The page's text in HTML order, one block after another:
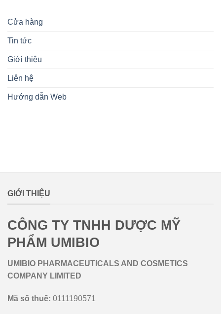
Cửa hàng
Tin tức
Giới thiệu
Liên hệ
Hướng dẫn Web
GIỚI THIỆU
CÔNG TY TNHH DƯỢC MỸ
PHẨM UMIBIO
UMIBIO PHARMACEUTICALS AND COSMETICS
COMPANY LIMITED
Mã số thuế: 0111190571